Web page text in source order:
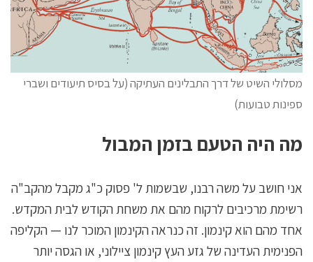
מסלולי השיט של דרך התבלינים העתיקה (על בסיס תיעודים ושברי
ספינות טבועות)
מה היה הטעם בזמן המבול
אני חושב על משה רבנו, שבשמות ל' פסוק כ"ג מקבל מהקב"ה
רשימת מרכיבים לרקוח מהם את משחת הקודש לבית המקדש.
אחד מהם הוא קינמון. זה כנראה הקינמון המוכר לנו — הקליפה
הפנימית העדינה של גזע העץ קינמון ציילוני, או הגסה יותר